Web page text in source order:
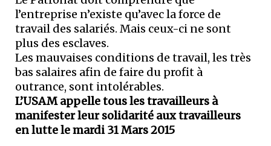
l’entreprise n’existe qu’avec la force de
travail des salariés. Mais ceux-ci ne sont
plus des esclaves.
Les mauvaises conditions de travail, les très
bas salaires afin de faire du profit à
outrance, sont intolérables.
L’USAM appelle tous les travailleurs à
manifester leur solidarité aux travailleurs
en lutte le mardi 31 Mars 2015